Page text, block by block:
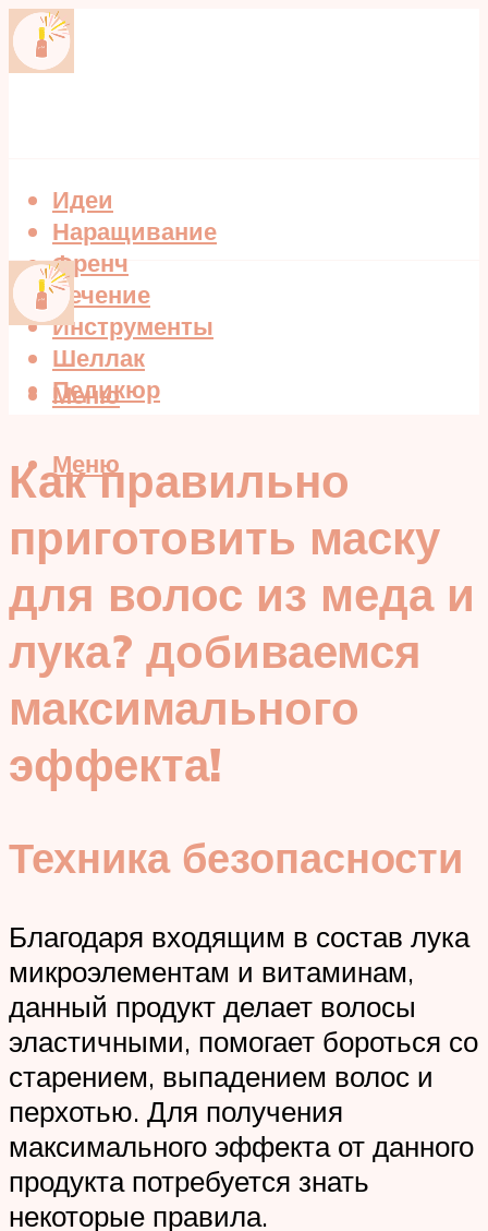
Идеи
Наращивание
Френч
Лечение
Инструменты
Шеллак
Педикюр
Меню
Меню
Как правильно
приготовить маску
для волос из меда и
лука? добиваемся
максимального
эффекта!
Техника безопасности
Благодаря входящим в состав лука
микроэлементам и витаминам,
данный продукт делает волосы
эластичными, помогает бороться со
старением, выпадением волос и
перхотью. Для получения
максимального эффекта от данного
продукта потребуется знать
некоторые правила.